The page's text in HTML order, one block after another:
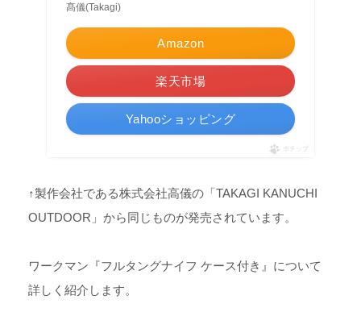
髙儀(Takagi)
Amazon
楽天市場
Yahooショッピング
ポチップ
↑製作会社である株式会社高儀の「TAKAGI KANUCHI
OUTDOOR」から同じものが発売されています。
ワークマン『フルタングナイフ ケース付き』について
詳しく紹介します。